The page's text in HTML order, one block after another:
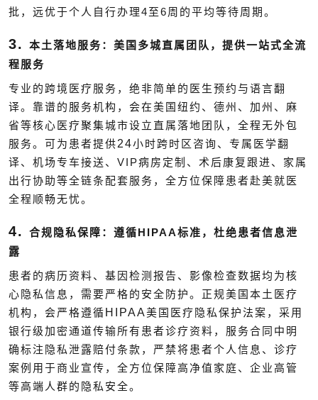
批，远优于个人自行办理4 至6周的平均等待周期。
3.
本土落地服务：美国多城直属团队，提供一站式全流
程服务
专业的跨境医疗服务，绝非简单的医生预约与语言翻
译。靠谱的服务机构，会在美国纽约、德州、加州、麻
省等核心医疗聚集城市设立直属落地团队，全程无外包
服务。可为患者提供24小时跨时区咨询、专属医学翻
译、机场专车接送、 VIP病房定制、术后康复跟进、家属
出行协助等全链条配套服务，全方位保障患者赴美就医
全程顺畅无忧。
4. 合规隐私保障：遵循HIPAA标准，杜绝患者信息泄
露
患者的病历资料、基因检测报告、影像检查数据均为核
心隐私信息，需要严格的安全防护。正规美国本土医疗
机构，会严格遵循 HIPAA美国医疗隐私保护法案，采用
银行级加密通道传输所有患者诊疗资料，服务合同中明
确标注隐私泄露赔付条款，严禁将患者个人信息、诊疗
案例用于商业宣传，全方位保障高净值家庭、企业高管
等高端人群的隐私安全。